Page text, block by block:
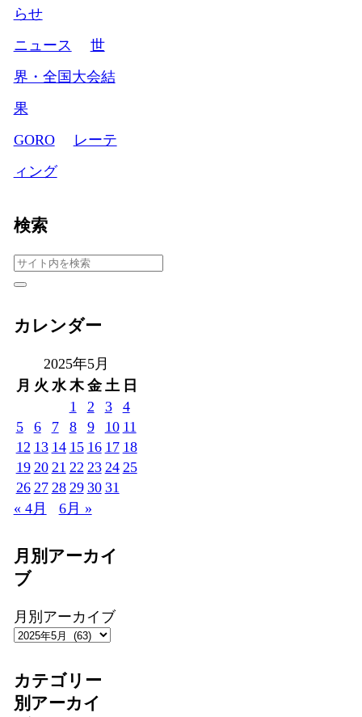
らせ
ニュース
世
界・全国大会結
果
GORO
レーテ
ィング
検索
カレンダー
2025年5月
月 火 水 木 金 土 日
1
2 3
4
5
6 7 8 9 10 11
12 13 14 15 16 17 18
19 20 21 22 23 24 25
26 27 28 29 30 31
« 4月
6月 »
月別アーカイ
ブ
月別アーカイブ
カテゴリー
別アーカイ